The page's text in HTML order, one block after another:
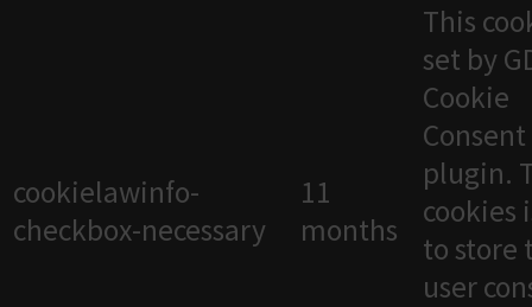
cookielawinfo-
checkbox-necessary
11
months
This
set by
Cookie
Consent
plugin.
cookies
to store
user